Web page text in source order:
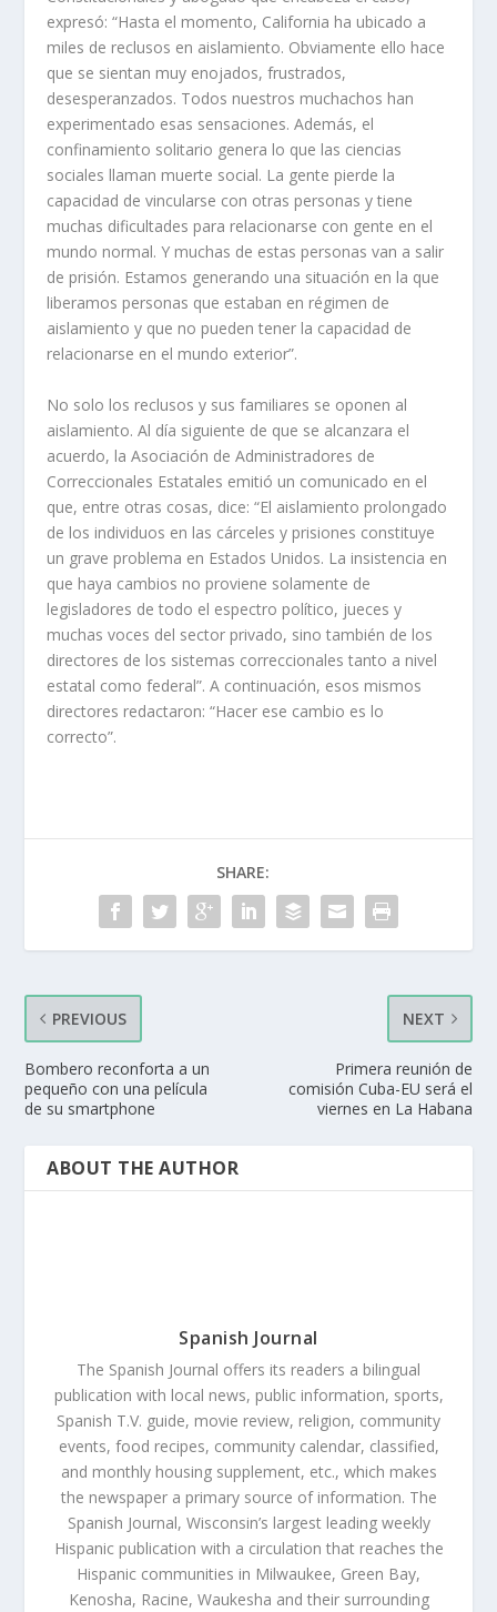
expresó: “Hasta el momento, California ha ubicado a
miles de reclusos en aislamiento. Obviamente ello hace
que se sientan muy enojados, frustrados,
desesperanzados. Todos nuestros muchachos han
experimentado esas sensaciones. Además, el
confinamiento solitario genera lo que las ciencias
sociales llaman muerte social. La gente pierde la
capacidad de vincularse con otras personas y tiene
muchas dificultades para relacionarse con gente en el
mundo normal. Y muchas de estas personas van a salir
de prisión. Estamos generando una situación en la que
liberamos personas que estaban en régimen de
aislamiento y que no pueden tener la capacidad de
relacionarse en el mundo exterior”.
No solo los reclusos y sus familiares se oponen al
aislamiento. Al día siguiente de que se alcanzara el
acuerdo, la Asociación de Administradores de
Correccionales Estatales emitió un comunicado en el
que, entre otras cosas, dice: “El aislamiento prolongado
de los individuos en las cárceles y prisiones constituye
un grave problema en Estados Unidos. La insistencia en
que haya cambios no proviene solamente de
legisladores de todo el espectro político, jueces y
muchas voces del sector privado, sino también de los
directores de los sistemas correccionales tanto a nivel
estatal como federal”. A continuación, esos mismos
directores redactaron: “Hacer ese cambio es lo
correcto”.
SHARE:
PREVIOUS
Bombero reconforta a un
pequeño con una película
de su smartphone
NEXT
Primera reunión de
comisión Cuba-EU será el
viernes en La Habana
ABOUT THE AUTHOR
Spanish Journal
The Spanish Journal offers its readers a bilingual
publication with local news, public information, sports,
Spanish T.V. guide, movie review, religion, community
events, food recipes, community calendar, classified,
and monthly housing supplement, etc., which makes
the newspaper a primary source of information. The
Spanish Journal, Wisconsin’s largest leading weekly
Hispanic publication with a circulation that reaches the
Hispanic communities in Milwaukee, Green Bay,
Kenosha, Racine, Waukesha and their surrounding